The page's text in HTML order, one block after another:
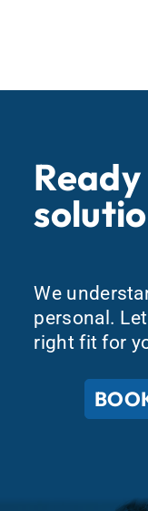
We
personal.
right fit for